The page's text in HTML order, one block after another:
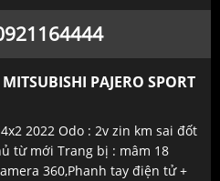
PAJERO SPORT
2022 Odo : 2v zin km sai đốt
từ mới Trang bị : mâm 18
360,Phanh tay điện tử +